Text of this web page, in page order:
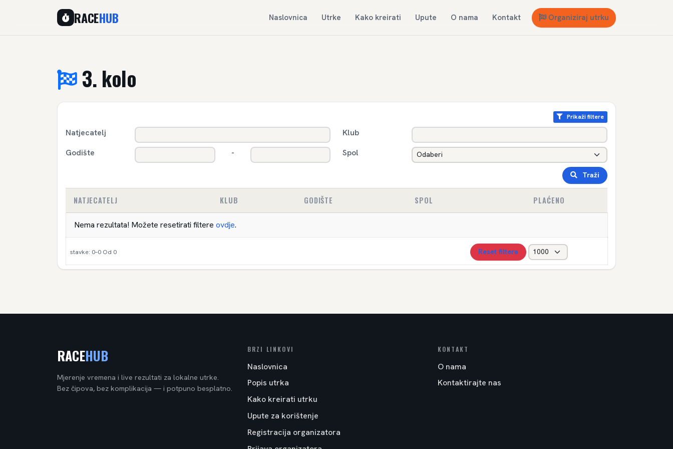
RACEHUB Naslovnica Utrke Kako kreirati Upute O nama Kontakt Organiziraj utrku
3. kolo
Prikaži filtere
Natjecatelj
Klub
Godište
- Spol
Traži
NATJECATELJ KLUB GODIŠTE SPOL PLAĆENO
Nema rezultata! Možete resetirati filtere ovdje.
stavke: 0–0 Od 0 Reset filtera
RACEHUB
Mjerenje vremena i live rezultati za lokalne utrke.
Bez čipova, bez komplikacija — i potpuno besplatno.
BRZI LINKOVI
Naslovnica
Popis utrka
Kako kreirati utrku
Upute za korištenje
Registracija organizatora
KONTAKT
O nama
Kontaktirajte nas